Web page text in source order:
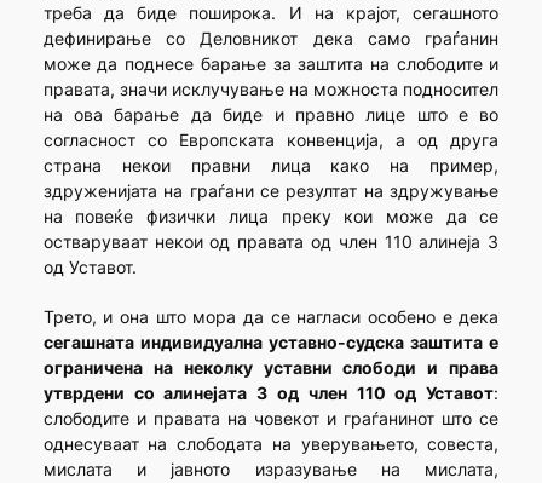
треба да биде поширока. И на крајот, сегашното
дефинирање со Деловникот дека само граѓанин
може да поднесе барање за заштита на слободите и
правата, значи исклучување на можноста подносител
на ова барање да биде и правно лице што е во
согласност со Европската конвенција, а од друга
страна некои правни лица како на пример,
здруженијата на граѓани се резултат на здружување
на повеќе физички лица преку кои може да се
остваруваат некои од правата од член 110 алинеја 3
од Уставот.
Трето, и она што мора да се нагласи особено е дека
сегашната индивидуална уставно-судска заштита е
ограничена на неколку уставни слободи и права
утврдени со алинејата 3 од член 110 од Уставот:
слободите и правата на човекот и граѓанинот што се
однесуваат на слободата на уверувањето, совеста,
мислата и јавното изразување на мислата,